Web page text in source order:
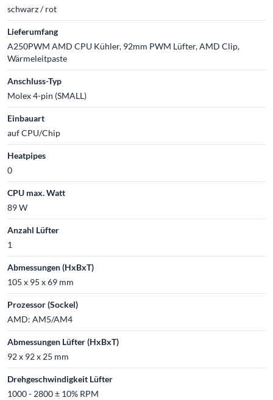
schwarz / rot
Lieferumfang
A250PWM AMD CPU Kühler, 92mm PWM Lüfter, AMD Clip,
Wärmeleitpaste
Anschluss-Typ
Molex 4-pin (SMALL)
Einbauart
auf CPU/Chip
Heatpipes
0
CPU max. Watt
89 W
Anzahl Lüfter
1
Abmessungen (HxBxT)
105 x 95 x 69 mm
Prozessor (Sockel)
AMD: AM5/AM4
Abmessungen Lüfter (HxBxT)
92 x 92 x 25 mm
Drehgeschwindigkeit Lüfter
1000 - 2800 ± 10% RPM